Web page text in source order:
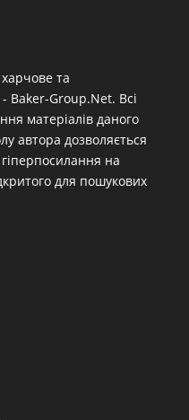
та
Baker-Group.Net. Всі
матеріалів даного
автора дозволяється
на
для пошукових